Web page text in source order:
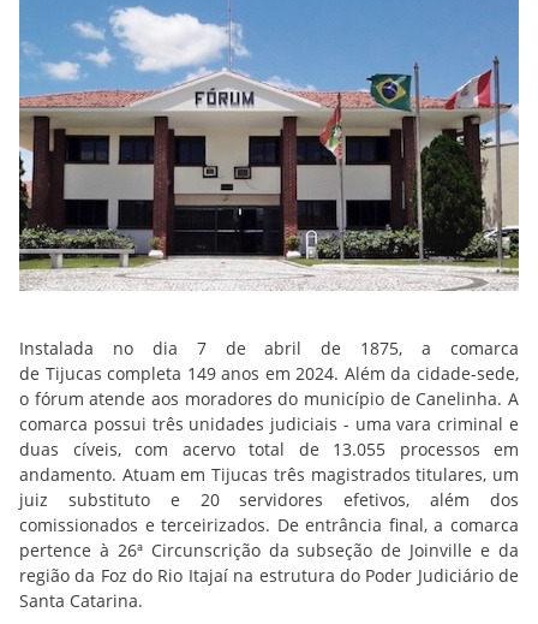
Instalada no dia 7 de abril de 1875, a comarca
de Tijucas completa 149 anos em 2024. Além da cidade-sede,
o fórum atende aos moradores do município de Canelinha. A
comarca possui três unidades judiciais - uma vara criminal e
duas cíveis, com acervo total de 13.055 processos em
andamento. Atuam em Tijucas três magistrados titulares, um
juiz substituto e 20 servidores efetivos, além dos
comissionados e terceirizados. De entrância final, a comarca
pertence à 26ª Circunscrição da subseção de Joinville e da
região da Foz do Rio Itajaí na estrutura do Poder Judiciário de
Santa Catarina.